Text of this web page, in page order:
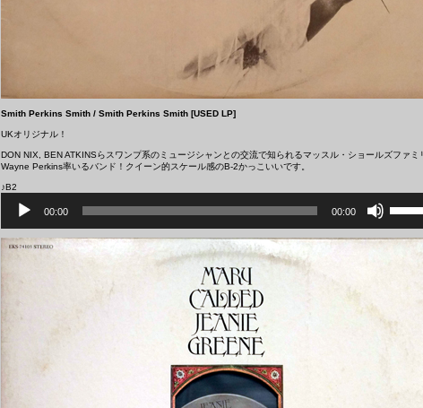
Smith Perkins Smith ‎/ Smith Perkins Smith [USED LP]
UKオリジナル！
DON NIX, BEN ATKINSらスワンプ系のミュージシャンとの交流で知られるマッスル・ショールズファミ
Wayne Perkins率いるバンド！クイーン的スケール感のB-2かっこいいです。
♪B2
00:00 00:00
リ
印